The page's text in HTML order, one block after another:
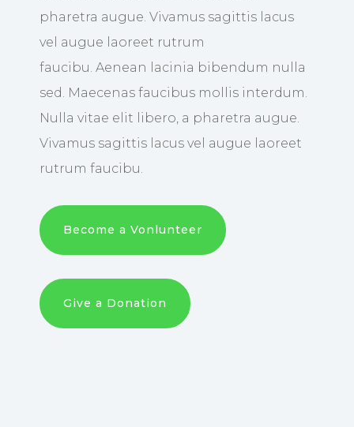
pharetra augue. Vivamus sagittis lacus
vel augue laoreet rutrum
faucibu. Aenean lacinia bibendum nulla
sed. Maecenas faucibus mollis interdum.
Nulla vitae elit libero, a pharetra augue.
Vivamus sagittis lacus vel augue laoreet
rutrum faucibu.
Become a Vonlunteer
Give a Donation